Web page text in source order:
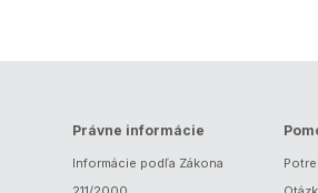
Právne informácie
Informácie podľa Zákona